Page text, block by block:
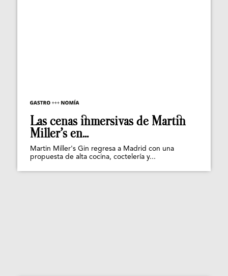
Las cenas inmersivas de Martin
Miller’s en...
Martin Miller's Gin regresa a Madrid con una
propuesta de alta cocina, coctelería y...